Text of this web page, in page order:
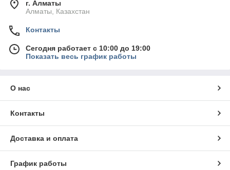
г. Алматы
Алматы, Казахстан
Контакты
Сегодня работает с 10:00 до 19:00
Показать весь график работы
О нас
Контакты
Доставка и оплата
График работы